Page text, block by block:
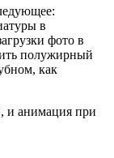
в
фото в
полужирный
как
и анимация при